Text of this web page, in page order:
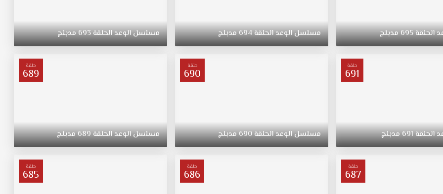
الحلقة695مدبلج مسلسلالوعدالحلقة694مدبلج مسلسلالوعدالحلقة693مدبلج
حلقة
691
الحلقة691مدبلج
حلقة
690
مسلسلالوعدالحلقة690مدبلج
حلقة
689
مسلسلالوعدالحلقة689مدبلج
حلقة
687
حلقة
686
حلقة
685